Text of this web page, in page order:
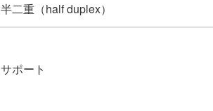
半二重（half duplex）
サポート